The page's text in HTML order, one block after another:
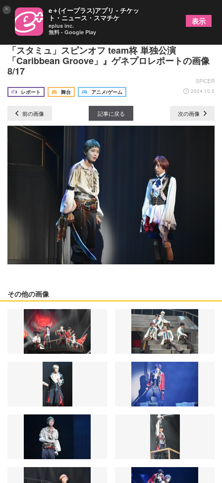
海賊たちの絆、役柄重ね熱演！～『新ミュージカル
「スタミュ」スピンオフ team柊 単独公演
「Caribbean Groove」』ゲネプロレポートの画像
8/17
SPICER
レポート
舞台 アニメ/ゲーム 2024.10.5
前の画像 記事に戻る 次の画像
その他の画像
× e＋(イープラス)アプリ - チケッ
ト・ニュース・スマチケ
eplus inc.
無料 - Google Play
表示